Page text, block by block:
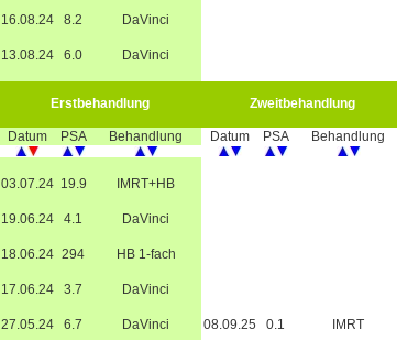
16.08.24 8.2 DaVinci
13.08.24 6.0 DaVinci
Erstbehandlung Zweitbehandlung
Datum PSA Behandlung Datum PSA Behandlung
03.07.24 19.9 IMRT+HB
19.06.24 4.1 DaVinci
18.06.24 294 HB 1-fach
17.06.24 3.7 DaVinci
27.05.24 6.7 DaVinci 08.09.25 0.1 IMRT